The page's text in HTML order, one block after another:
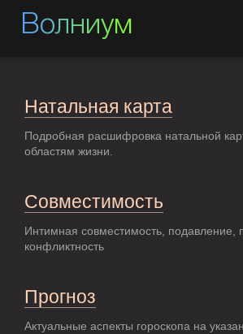
Волниум
Натальная карта
Подробная расшифровка натальной
областям жизни.
Совместимость
Интимная совместимость, подавление,
конфликтность
Прогноз
Актуальные аспекты гороскопа на